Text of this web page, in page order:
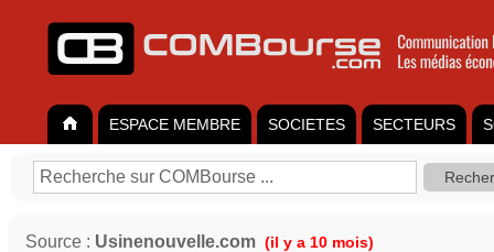
ESPACE MEMBRE SOCIETES SECTEURS
Source : Usinenouvelle.com (il y a 10 mois)